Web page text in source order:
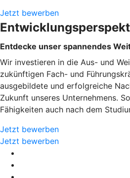
Jetzt bewerben
Entdecke unser spannendes
Wir investieren in die Aus- und
zukünftigen Fach- und
ausgebildete und erfolgreiche
Zukunft unseres Unternehmens.
Fähigkeiten auch nach dem
Jetzt bewerben
Jetzt bewerben